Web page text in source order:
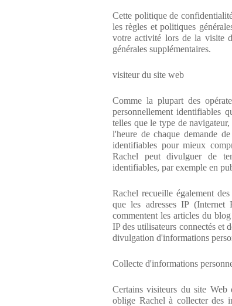
Cette politique de
les règles et politiques
votre activité lors de la visite
générales supplémentaires.
visiteur du site web
Comme la plupart des
personnellement identifiables
telles que le type de
l'heure de chaque demande
identifiables pour mieux
Rachel peut divulguer de
identifiables, par exemple en
Rachel recueille également
que les adresses IP (Internet
commentent les articles du
IP des utilisateurs connectés et
divulgation d'informations
Collecte d'informations
Certains visiteurs du site Web
oblige Rachel à collecter des